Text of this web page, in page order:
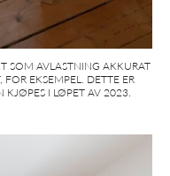
SOM AVLASTNING AKKURAT
EKSEMPEL. DETTE ER
KJØPES I LØPET AV 2023.